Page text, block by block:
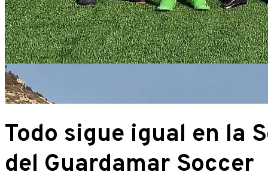
Todo sigue igual en la
del Guardamar Soccer